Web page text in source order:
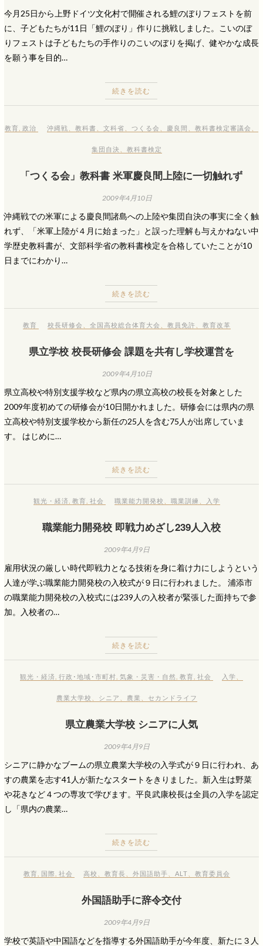
今月25日から上野ドイツ文化村で開催される鯉のぼりフェストを前
に、子どもたちが11日「鯉のぼり」作りに挑戦しました。こいのぼ
りフェストは子どもたちの手作りのこいのぼりを掲げ、健やかな成長
を願う事を目的…
続きを読む
教育 政治 沖縄戦 教科書 文科省 つくる会 慶良間 教科書検定審議会
集団自決 、教科書検定
「つくる会」教科書 米軍慶良間上陸に一切触れず
2009年4月10日
沖縄戦での米軍による慶良間諸島への上陸や集団自決の事実に全く触
れず、「米軍上陸が４月に始まった」と誤った理解も与えかねない中
学歴史教科書が、文部科学省の教科書検定を合格していたことが10
日までにわかり…
続きを読む
教育 校長研修会 、全国高校総合体育大会 、教員免許 、教育改革
県立学校 校長研修会 課題を共有し学校運営を
2009年4月10日
県立高校や特別支援学校など県内の県立高校の校長を対象とした
2009年度初めての研修会が10日開かれました。研修会には県内の県
立高校や特別支援学校から新任の25人を含む75人が出席していま
す。 はじめに…
続きを読む
観光・経済 ,教育 ,社会 職業能力開発校 、職業訓練 入学
職業能力開発校 即戦力めざし239人入校
2009年4月9日
雇用状況の厳しい時代即戦力となる技術を身に着け力にしようという
人達が学ぶ職業能力開発校の入校式が９日に行われました。 浦添市
の職業能力開発校の入校式には239人の入校者が緊張した面持ちで参
加。入校者の…
続きを読む
観光・経済 行政･地域･市町村 気象・災害・自然 教育 社会 入学
農業大学校 シニア 農業 セカンドライフ
県立農業大学校 シニアに人気
2009年4月9日
シニアに静かなブームの県立農業大学校の入学式が９日に行われ、あ
すの農業を志す41人が新たなスタートをきりました。新入生は野菜
や花きなど４つの専攻で学びます。平良武康校長は全員の入学を認定
し「県内の農業…
続きを読む
教育 国際 ,社会 高校 、教育長 、外国語助手 、ALT 、教育委員会
外国語助手に辞令交付
2009年4月9日
学校で英語や中国語などを指導する外国語助手が今年度、新たに３人